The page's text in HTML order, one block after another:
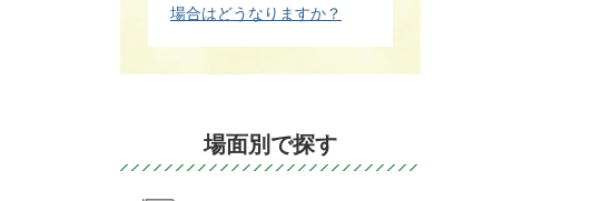
場合はどうなりますか？
場面別で探す